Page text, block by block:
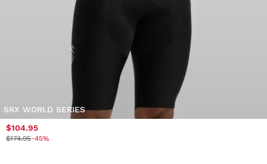
SRX WORLD SERIES
$104.95
$174.95-45%